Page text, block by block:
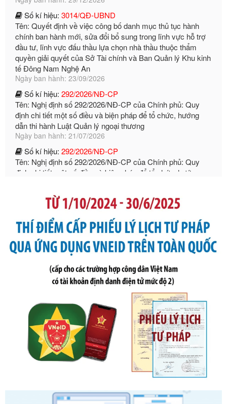
Tên: Quyết định về việc công bố danh mục thủ tục hành
chính ban hành mới, sửa đổi bổ sung trong lĩnh vực hỗ trợ
đầu tư, lĩnh vực đấu thầu lựa chọn nhà thầu thuộc thẩm
quyền giải quyết của Sở Tài chính và Ban Quản lý Khu kinh
tế Đông Nam Nghệ An
Ngày ban hành: 23/09/2026
Số kí hiệu:292/2026/NĐ-CP
Tên: Nghị định số 292/2026/NĐ-CP của Chính phủ: Quy
định chi tiết một số điều và biện pháp để tổ chức, hướng
dẫn thi hành Luật Quản lý ngoại thương
Ngày ban hành: 21/07/2026
Số kí hiệu:292/2026/NĐ-CP
Tên: Nghị định số 292/2026/NĐ-CP của Chính phủ: Quy
định chi tiết một số điều và biện pháp để tổ chức, hướng
dẫn thi hành Luật Quản lý ngoại thương
Ngày ban hành: 21/07/2026
Tên: Thông tư số 105/2026/TT-BTC của Bộ Tài chính: Bãi
bỏ Thông tư số 87/2019/TT- BТC ngày 19 tháng 12 năm
2019 của Bộ trưởng Bộ Tài chính hướng dẫn thực hiện xử
phạt vi phạm hành chính trong lĩnh vực kho bạc nhà nước
Ngày ban hành: 21/07/2026
Số kí hiệu:291/2026/NĐ-CP
Tên: Nghị định số 291/2026/NĐ-CP của Chính phủ: Sửa
đổi, bổ sung một số điều của Nghị định số 125/2020/NĐ-СР
ngày 19 tháng 10 năm 2020 của Chính phủ quy định xử
phạt vi phạm hành chính về thuế, hóa đơn được sửa đổi, bổ
sung bởi Nghị định số 102/2021/NĐ-CP
Ngày ban hành: 20/07/2026
Số kí hiệu:2303/QĐ-UBND
Tên: Quyết định công bố Danh mục thủ tục hành chính mới
ban hành, được sửa đổi, bổ sung, bị bãi bỏ và phê duyệt
Quy trình nội bộ, quy trình điện tử giải quyết thủ tục hành
chính trong một số lĩnh vực thuộc phạm vi chức năng quản
Ngày ban hành: 01/06/2026